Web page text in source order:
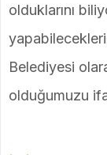
olduklarını
Belediyesi
olduğumuzu